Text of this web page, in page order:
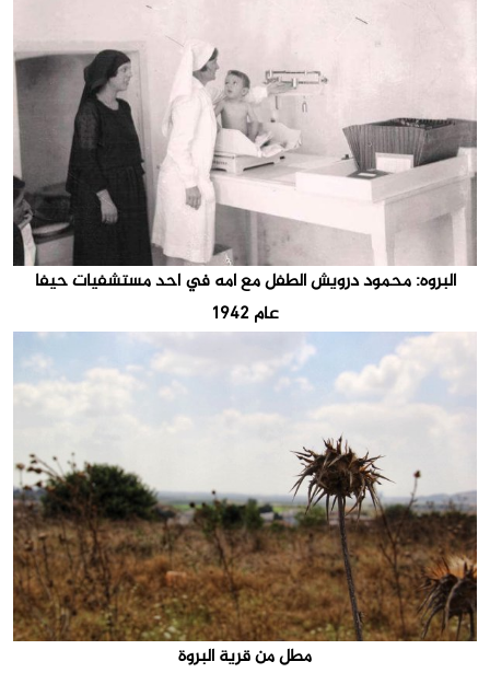
البروه: محمود درويش الطفل مع امه في احد مستشفيات حيفا
عام 1942
مطل من قرية البروة